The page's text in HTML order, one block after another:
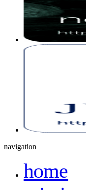
navigation
home